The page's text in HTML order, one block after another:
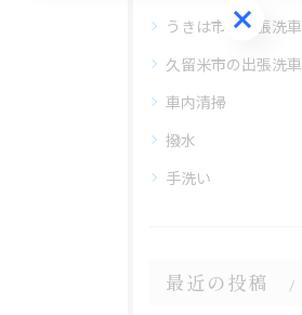
うきは市の出張洗車
久留米市の出張洗車
車内清掃
撥水
手洗い
最近の投稿
ご予約はこちら